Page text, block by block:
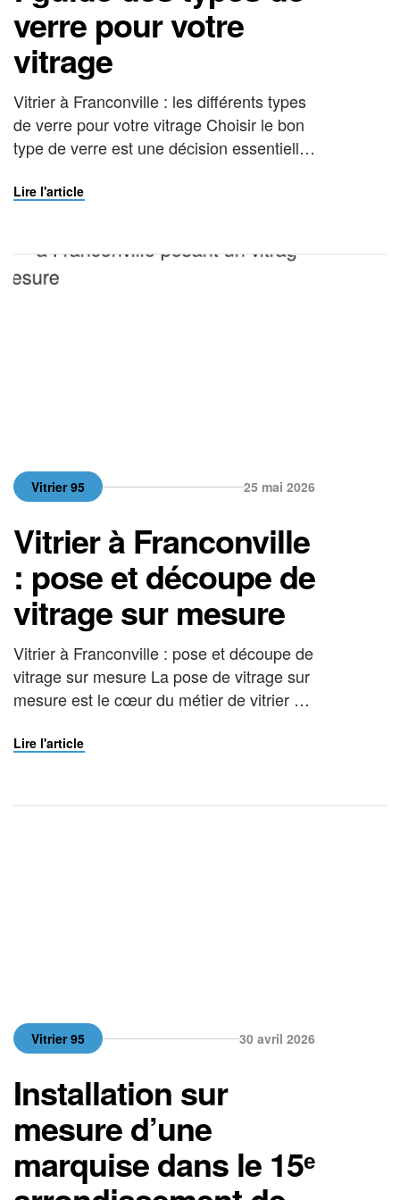
verre pour votre
vitrage
Vitrier à Franconville : les différents types
de verre pour votre vitrage Choisir le bon
type de verre est une décision essentielle
de vos vitrages. En tant que vitrier à
besoins réels : isolation […]
Lire l'article
Vitrier 95 25 mai 2026
Vitrier à Franconville
: pose et découpe de
vitrage sur mesure
Vitrier à Franconville : pose et découpe de
vitrage sur mesure La pose de vitrage sur
mesure est le cœur du métier de vitrier à
chaque vitrage est mesuré, découpé et
Lire l'article
Vitrier 95 30 avril 2026
Installation sur
mesure d’une
marquise dans le 15ᵉ